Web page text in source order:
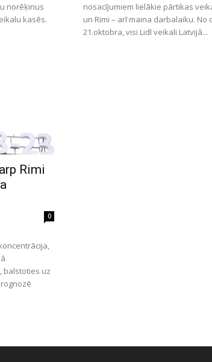
norēķinus
kasēs.
nosacījumiem lielākie pārtikas
un Rimi – arī maina darbalaiku. No
21.oktobra, visi Lidl veikali Latvijā...
Rimi
0
balstoties uz